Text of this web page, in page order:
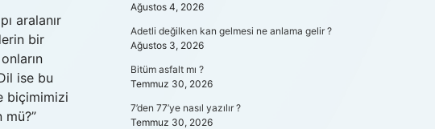
aralanır
bir
ise bu
biçimimizi
mü?”
Ağustos 4, 2026
Adetli değilken kan gelmesi ne anlama gelir ?
Ağustos 3, 2026
Bitüm asfalt mı ?
Temmuz 30, 2026
7’den 77’ye nasıl yazılır ?
Temmuz 30, 2026